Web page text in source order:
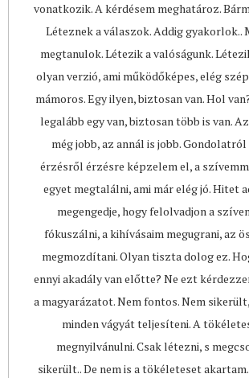
vonatkozik. A kérdésem meghatároz.
Léteznek a válaszok. Addig gyakorlok..
megtanulok. Létezik a valóságunk.
olyan verzió, ami működőképes, elég
mámoros. Egy ilyen, biztosan van. Hol
legalább egy van, biztosan több is van.
még jobb, az annál is jobb.
érzésről érzésre képzelem el, a
egyet megtalálni, ami már elég jó. Hitet
megengedje, hogy felolvadjon a
fókuszálni, a kihívásaim megugrani, az
megmozdítani. Olyan tiszta dolog ez.
ennyi akadály van előtte? Ne ezt
a magyarázatot. Nem fontos. Nem
minden vágyát teljesíteni. A
megnyilvánulni. Csak létezni, s
sikerült.. De nem is a tökéleteset